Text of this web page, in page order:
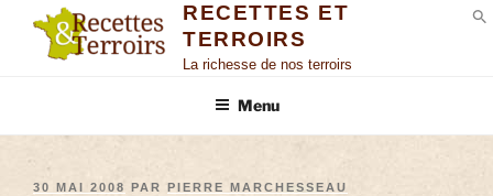
RECETTES ET
TERROIRS
La richesse de nos terroirs
Menu
30 MAI 2008 PAR PIERRE MARCHESSEAU